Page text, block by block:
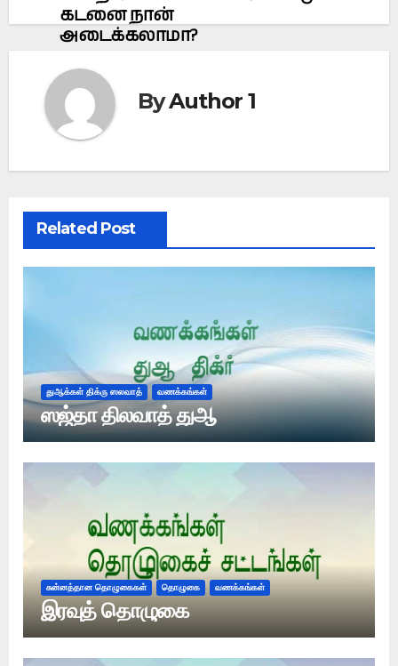
கடனை நான்
அடைக்கலாமா?
ByAuthor 1
Related Post
துஆக்கள் திக்ரு ஸலவாத் வணக்கங்கள்
ஸஜ்தா திலவாத் துஆ
சுன்னத்தான தொழுகைகள் தொழுகை வணக்கங்கள்
இரவுத் தொழுகை